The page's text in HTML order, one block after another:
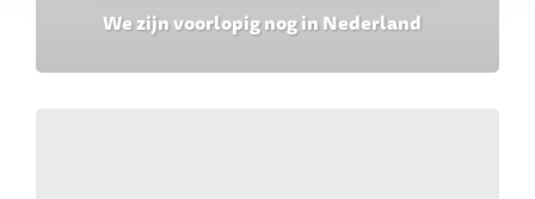
We zijn voorlopig nog in Nederland